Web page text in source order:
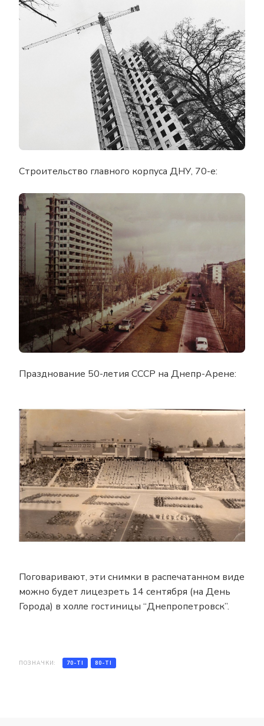
Строительство главного корпуса ДНУ, 70-е:
Празднование 50-летия СССР на Днепр-Арене:
Поговаривают, эти снимки в распечатанном виде
можно будет лицезреть 14 сентября (на День
Города) в холле гостиницы “Днепропетровск”.
ПОЗНАЧКИ: 70-ТІ 80-ТІ